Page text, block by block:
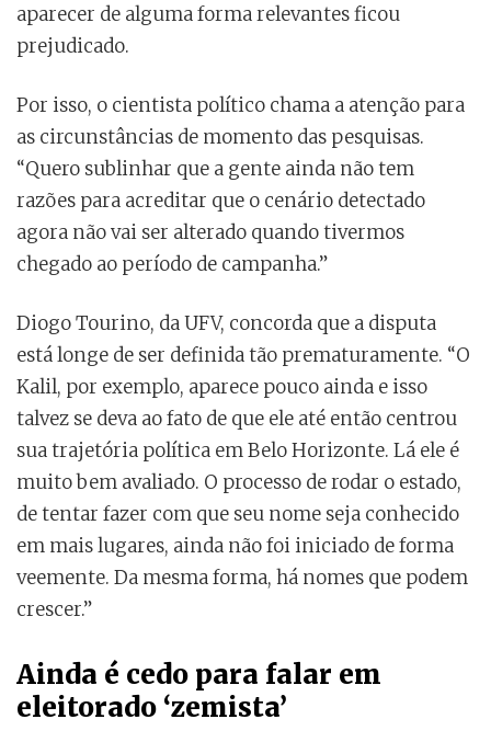
aparecer de alguma forma relevantes ficou
prejudicado.
Por isso, o cientista político chama a atenção para
as circunstâncias de momento das pesquisas.
“Quero sublinhar que a gente ainda não tem
razões para acreditar que o cenário detectado
agora não vai ser alterado quando tivermos
chegado ao período de campanha.”
Diogo Tourino, da UFV, concorda que a disputa
está longe de ser definida tão prematuramente. “O
Kalil, por exemplo, aparece pouco ainda e isso
talvez se deva ao fato de que ele até então centrou
sua trajetória política em Belo Horizonte. Lá ele é
muito bem avaliado. O processo de rodar o estado,
de tentar fazer com que seu nome seja conhecido
em mais lugares, ainda não foi iniciado de forma
veemente. Da mesma forma, há nomes que podem
crescer.”
Ainda é cedo para falar em
eleitorado ‘zemista’